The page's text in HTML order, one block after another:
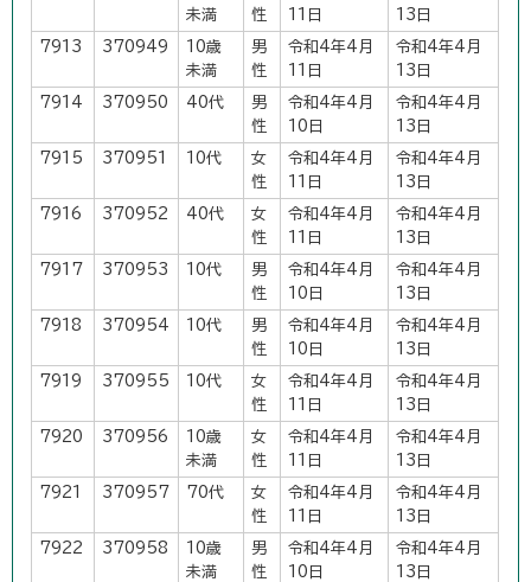
未満
性
11日
13日
7913 370949
10歳
未満
男
性
令和4年4月
11日
令和4年4月
13日
7914 370950 40代
男
性
令和4年4月
10日
令和4年4月
13日
7915 370951 10代
女
性
令和4年4月
11日
令和4年4月
13日
7916 370952 40代
女
性
令和4年4月
11日
令和4年4月
13日
7917 370953 10代
男
性
令和4年4月
10日
令和4年4月
13日
7918 370954 10代
男
性
令和4年4月
10日
令和4年4月
13日
7919 370955 10代
女
性
令和4年4月
11日
令和4年4月
13日
7920 370956
10歳
未満
女
性
令和4年4月
11日
令和4年4月
13日
7921 370957 70代
女
性
令和4年4月
11日
令和4年4月
13日
7922 370958
10歳
未満
男
性
令和4年4月
10日
令和4年4月
13日